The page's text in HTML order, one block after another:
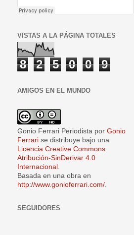
VISTAS A LA PÁGINA TOTALES
8 2 5 0 0 9
AMIGOS EN EL MUNDO
Gonio Ferrari Periodista por Gonio
Ferrari se distribuye bajo una
Licencia Creative Commons
Atribución-SinDerivar 4.0
Internacional .
Basada en una obra en
http://www.gonioferrari.com/.
SEGUIDORES